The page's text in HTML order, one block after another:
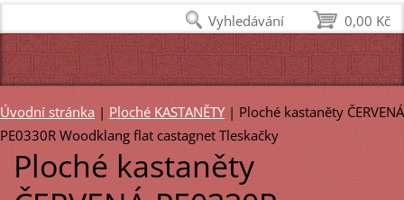
Úvodní stránka | Ploché KASTANĚTY | Ploché kastaněty ČERVENÁ
PE0330R Woodklang flat castagnet Tleskačky
Ploché kastaněty
0,00 Kč
Vyhledávání